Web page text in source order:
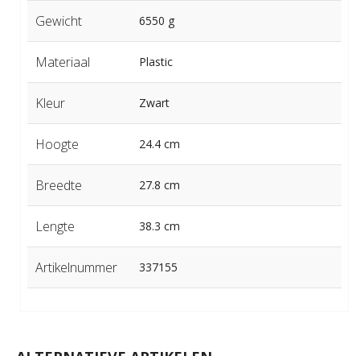
Gewicht 6550 g
Materiaal Plastic
Kleur Zwart
Hoogte 24.4 cm
Breedte 27.8 cm
Lengte 38.3 cm
Artikelnummer 337155